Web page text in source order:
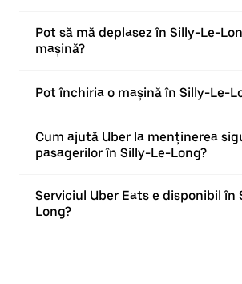
Pot să mă deplasez în Silly-Le-
mașină?
Pot închiria o mașină în Silly-Le-
Cum ajută Uber la menținerea
pasagerilor în Silly-Le-Long?
Serviciul Uber Eats e disponibil în
Long?